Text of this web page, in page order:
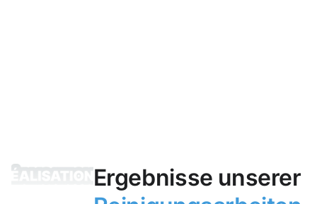
Ergebnisse unserer